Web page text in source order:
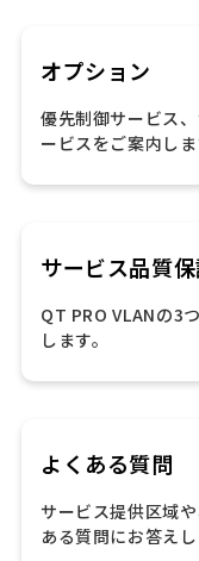
オプション
優先制御サービス
ービスをご案内しま
サービス品質保
QT PRO VLANの3
します。
よくある質問
サービス提供区域
ある質問にお答えし